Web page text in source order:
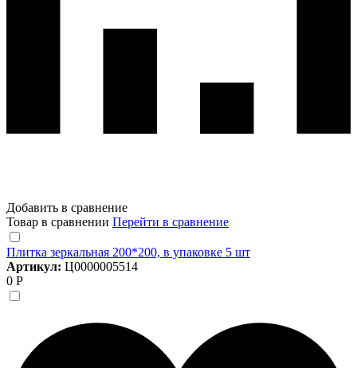
Добавить в сравнение
Товар в сравнении Перейти в сравнение
Плитка зеркальная 200*200, в упаковке 5 шт
Артикул: Ц0000005514
0 Р